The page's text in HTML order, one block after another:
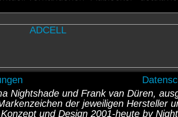
Nightshade und Frank van Düren,
der jeweiligen Hersteller
Konzept und Design 2001-heute by